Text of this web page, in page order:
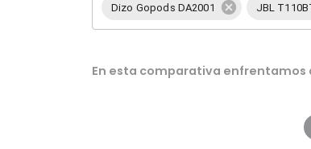
Dizo Gopods DA2001 JBL
En esta comparativa enfrentamos